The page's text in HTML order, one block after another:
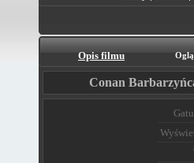
Opis filmu
Conan